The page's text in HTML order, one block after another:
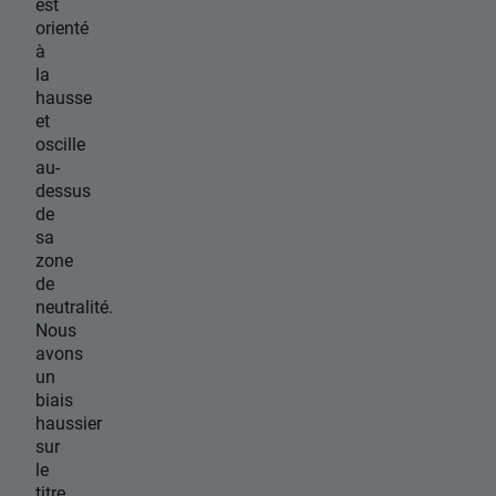
orienté
à
la
hausse
et
oscille
au-
dessus
de
sa
zone
de
neutralité.
Nous
avons
un
biais
haussier
sur
le